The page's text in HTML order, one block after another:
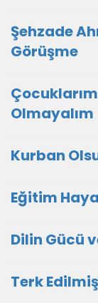
Şehzade
Görüşme
Olmayalım
Kurban
Eğitim
Dilin Gücü
Terk